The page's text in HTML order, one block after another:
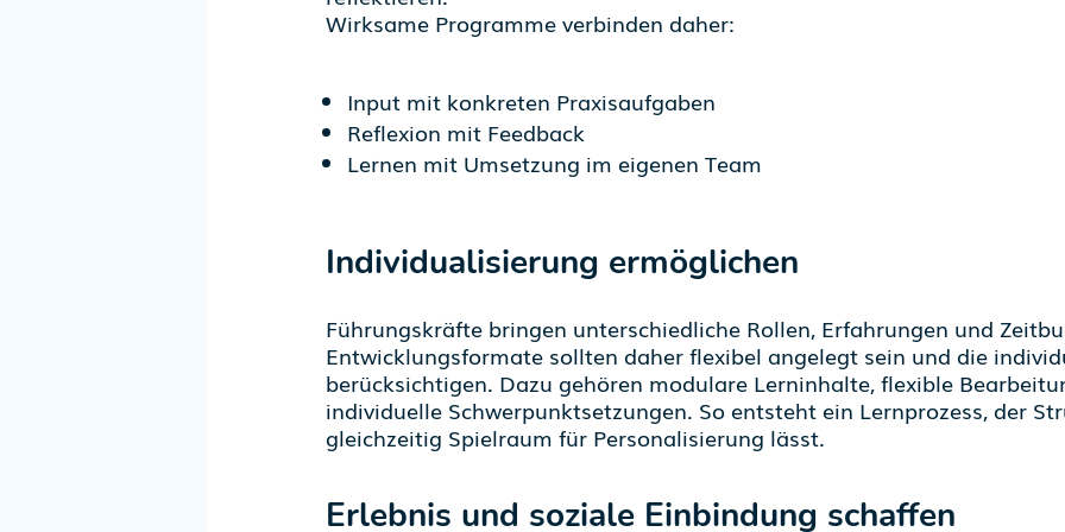
Wirksame Programme verbinden daher:
Input mit konkreten Praxisaufgaben
Reflexion mit Feedback
Lernen mit Umsetzung im eigenen Team
Individualisierung ermöglichen
Führungskräfte bringen unterschiedliche Rollen, Erfahrungen und
Entwicklungsformate sollten daher flexibel angelegt sein und die
berücksichtigen. Dazu gehören modulare Lerninhalte,flexible
individuelle Schwerpunktsetzungen. So entsteht ein Lernprozess, der
gleichzeitig Spielraum für Personalisierung lässt.
Erlebnis und soziale Einbindung schaffen